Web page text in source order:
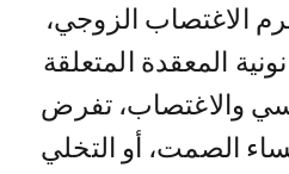
13، «لا يجرم الاغتصاب الزوجي،
المعقدة المتعلقة
والاغتصاب، تفرض
الصمت، أو التخلي